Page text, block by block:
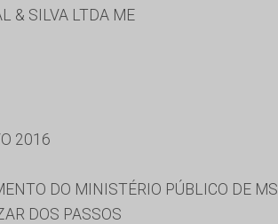
& SILVA LTDA ME
2016
DO MINISTÉRIO PÚBLICO DE MS
DOS PASSOS